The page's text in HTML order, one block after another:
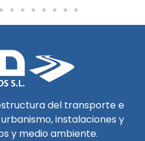
del transporte e
instalaciones y
y medio ambiente.